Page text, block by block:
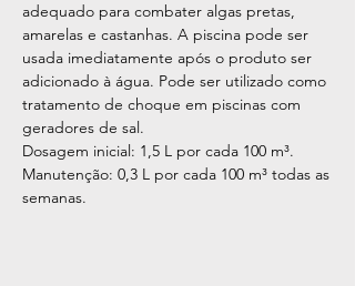
adequado para combater algas pretas,
amarelas e castanhas. A piscina pode ser
usada imediatamente após o produto ser
adicionado à água. Pode ser utilizado como
tratamento de choque em piscinas com
geradores de sal.
Dosagem inicial: 1,5 L por cada 100 m³.
Manutenção: 0,3 L por cada 100 m³ todas as
semanas.